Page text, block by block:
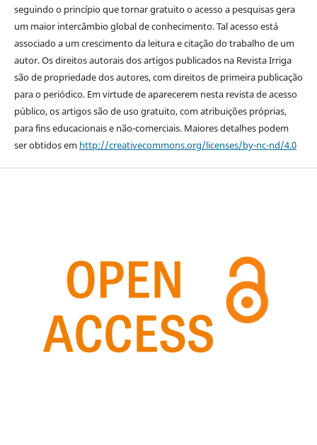
seguindo o princípio que tornar gratuito o acesso a pesquisas gera
um maior intercâmbio global de conhecimento. Tal acesso está
associado a um crescimento da leitura e citação do trabalho de um
autor. Os direitos autorais dos artigos publicados na Revista Irriga
são de propriedade dos autores, com direitos de primeira publicação
para o periódico. Em virtude de aparecerem nesta revista de acesso
público, os artigos são de uso gratuito, com atribuições próprias,
para fins educacionais e não-comerciais. Maiores detalhes podem
ser obtidos em http://creativecommons.org/licenses/by-nc-nd/4.0